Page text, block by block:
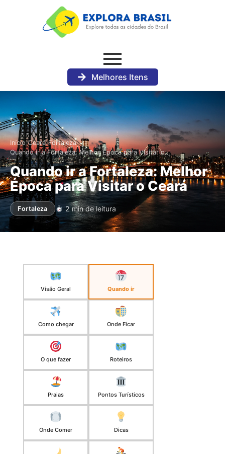
Melhores Itens
Início›Ceará›Fortaleza›
Quando ir a Fortaleza: Melhor Época para Visitar o…
Quando ir a Fortaleza: Melhor
Época para Visitar o Ceará
Fortaleza 2 min de leitura
Visão Geral Quando ir
Como chegar Onde Ficar
O que fazer Roteiros
Praias Pontos Turísticos
Onde Comer Dicas